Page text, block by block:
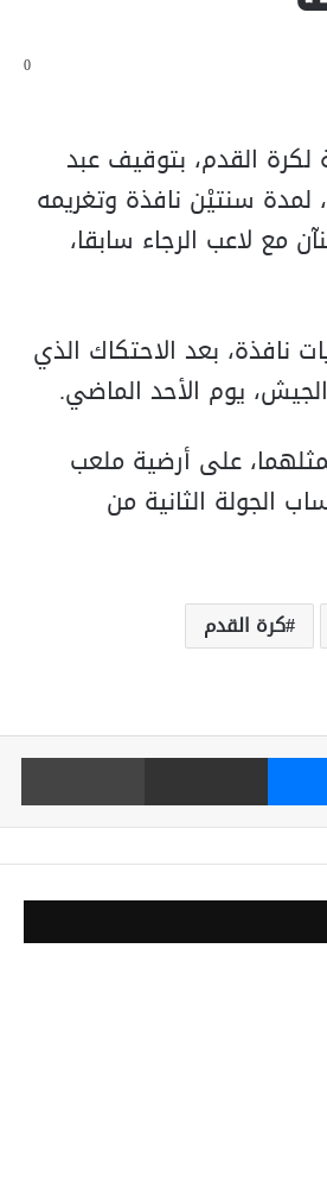
0
لكرة القدم، بتوقيف عبد
لمدة سنتيْن نافذة وتغريمه
شنآن مع لاعب الرجاء سابقا،
نافذة، بعد الاحتكاك الذي
يوم الأحد الماضي.
على أرضية ملعب
الجولة الثانية من
كرة القدم
ماسنجر مشاركة عبر البريد